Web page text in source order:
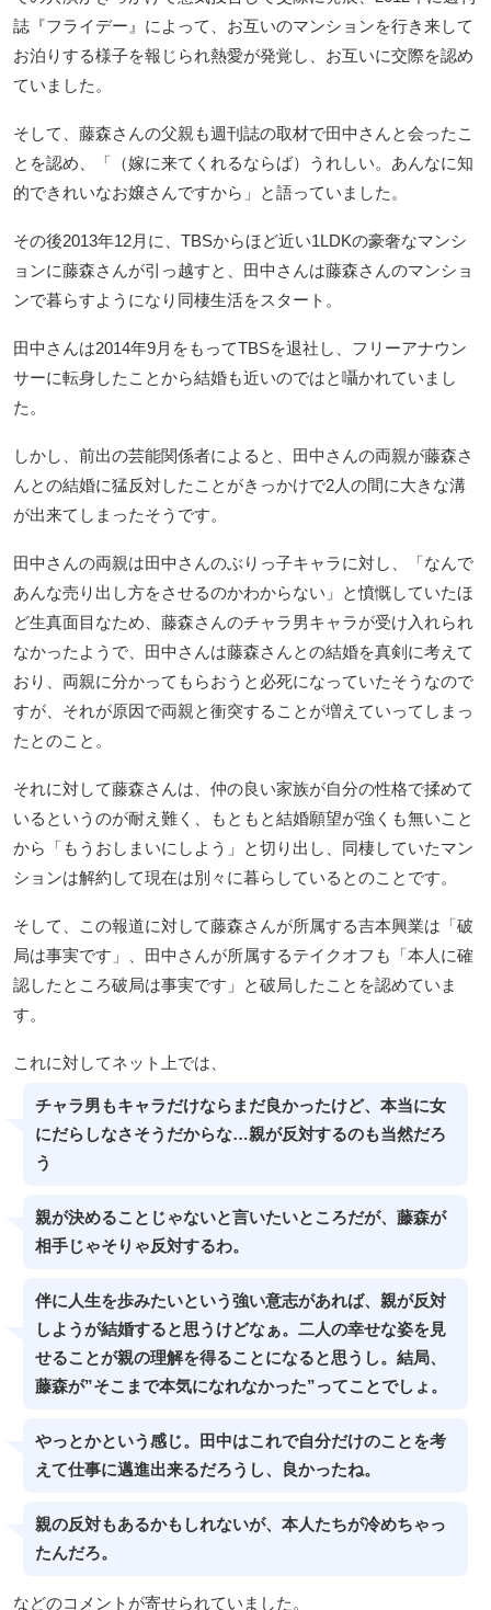
誌『フライデー』によって、お互いのマンションを行き来して
お泊りする様子を報じられ熱愛が発覚し、お互いに交際を認め
ていました。
そして、藤森さんの父親も週刊誌の取材で田中さんと会ったこ
とを認め、「（嫁に来てくれるならば）うれしい。あんなに知
的できれいなお嬢さんですから」と語っていました。
その後2013年12月に、TBSからほど近い1LDKの豪奢なマンシ
ョンに藤森さんが引っ越すと、田中さんは藤森さんのマンショ
ンで暮らすようになり同棲生活をスタート。
田中さんは2014年9月をもってTBSを退社し、フリーアナウン
サーに転身したことから結婚も近いのではと囁かれていまし
た。
しかし、前出の芸能関係者によると、田中さんの両親が藤森さ
んとの結婚に猛反対したことがきっかけで2人の間に大きな溝
が出来てしまったそうです。
田中さんの両親は田中さんのぶりっ子キャラに対し、「なんで
あんな売り出し方をさせるのかわからない」と憤慨していたほ
ど生真面目なため、藤森さんのチャラ男キャラが受け入れられ
なかったようで、田中さんは藤森さんとの結婚を真剣に考えて
おり、両親に分かってもらおうと必死になっていたそうなので
すが、それが原因で両親と衝突することが増えていってしまっ
たとのこと。
それに対して藤森さんは、仲の良い家族が自分の性格で揉めて
いるというのが耐え難く、もともと結婚願望が強くも無いこと
から「もうおしまいにしよう」と切り出し、同棲していたマン
ションは解約して現在は別々に暮らしているとのことです。
そして、この報道に対して藤森さんが所属する吉本興業は「破
局は事実です」、田中さんが所属するテイクオフも「本人に確
認したところ破局は事実です」と破局したことを認めていま
す。
これに対してネット上では、
チャラ男もキャラだけならまだ良かったけど、本当に女
にだらしなさそうだからな…親が反対するのも当然だろ
う
親が決めることじゃないと言いたいところだが、藤森が
相手じゃそりゃ反対するわ。
伴に人生を歩みたいという強い意志があれば、親が反対
しようが結婚すると思うけどなぁ。二人の幸せな姿を見
せることが親の理解を得ることになると思うし。結局、
藤森が”そこまで本気になれなかった”ってことでしょ。
やっとかという感じ。田中はこれで自分だけのことを考
えて仕事に邁進出来るだろうし、良かったね。
親の反対もあるかもしれないが、本人たちが冷めちゃっ
たんだろ。
などのコメントが寄せられていました。